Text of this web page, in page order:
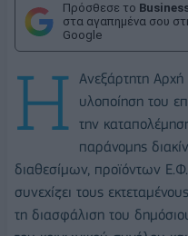
Πρόσθεσε το
στα αγαπημένα σου
Google
Η Ανεξάρτητη
υλοποίηση του
την
παράνομης
διαθεσίμων, προϊόντων
συνεχίζει τους
τη διασφάλιση του